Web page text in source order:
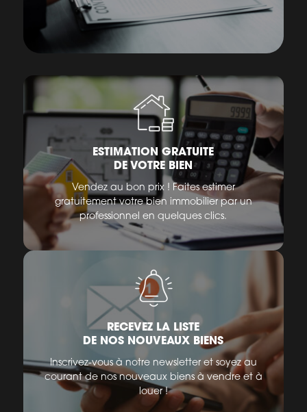
ESTIMATION GRATUITE
DE VOTRE BIEN
Vendez au bon prix ! Faites estimer
gratuitement votre bien immobilier par un
professionnel en quelques clics.
RECEVEZ LA LISTE
DE NOS NOUVEAUX BIENS
Inscrivez-vous à notre newsletter et soyez au
courant de nos nouveaux biens à vendre et à
louer !